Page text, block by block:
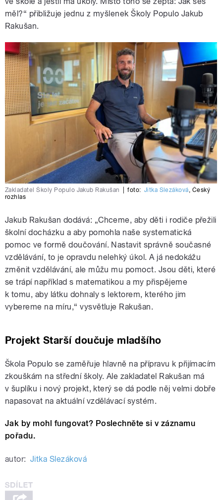
měl?“ přibližuje jednu z myšlenek Školy Populo Jakub
Rakušan.
Zakladatel Školy Populo Jakub Rakušan foto: Jitka Slezáková, Český
rozhlas
Jakub Rakušan dodává: „Chceme, aby děti i rodiče přežili
školní docházku a aby pomohla naše systematická
pomoc ve formě doučování. Nastavit správně současné
vzdělávání, to je opravdu nelehký úkol. A já nedokážu
změnit vzdělávání, ale můžu mu pomoct. Jsou děti, které
se trápí například s matematikou a my přispějeme
k tomu, aby látku dohnaly s lektorem, kterého jim
vybereme na míru,“ vysvětluje Rakušan.
Projekt Starší doučuje mladšího
Škola Populo se zaměřuje hlavně na přípravu k přijímacím
zkouškám na střední školy. Ale zakladatel Rakušan má
v šuplíku i nový projekt, který se dá podle něj velmi dobře
napasovat na aktuální vzdělávací systém.
Jak by mohl fungovat? Poslechněte si v záznamu
pořadu.
autor: Jitka Slezáková